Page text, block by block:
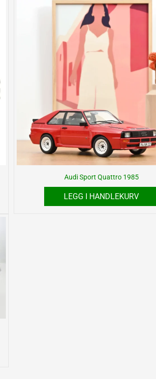
Audi Sport Quattro 1985
LEGG I HANDLEKURV